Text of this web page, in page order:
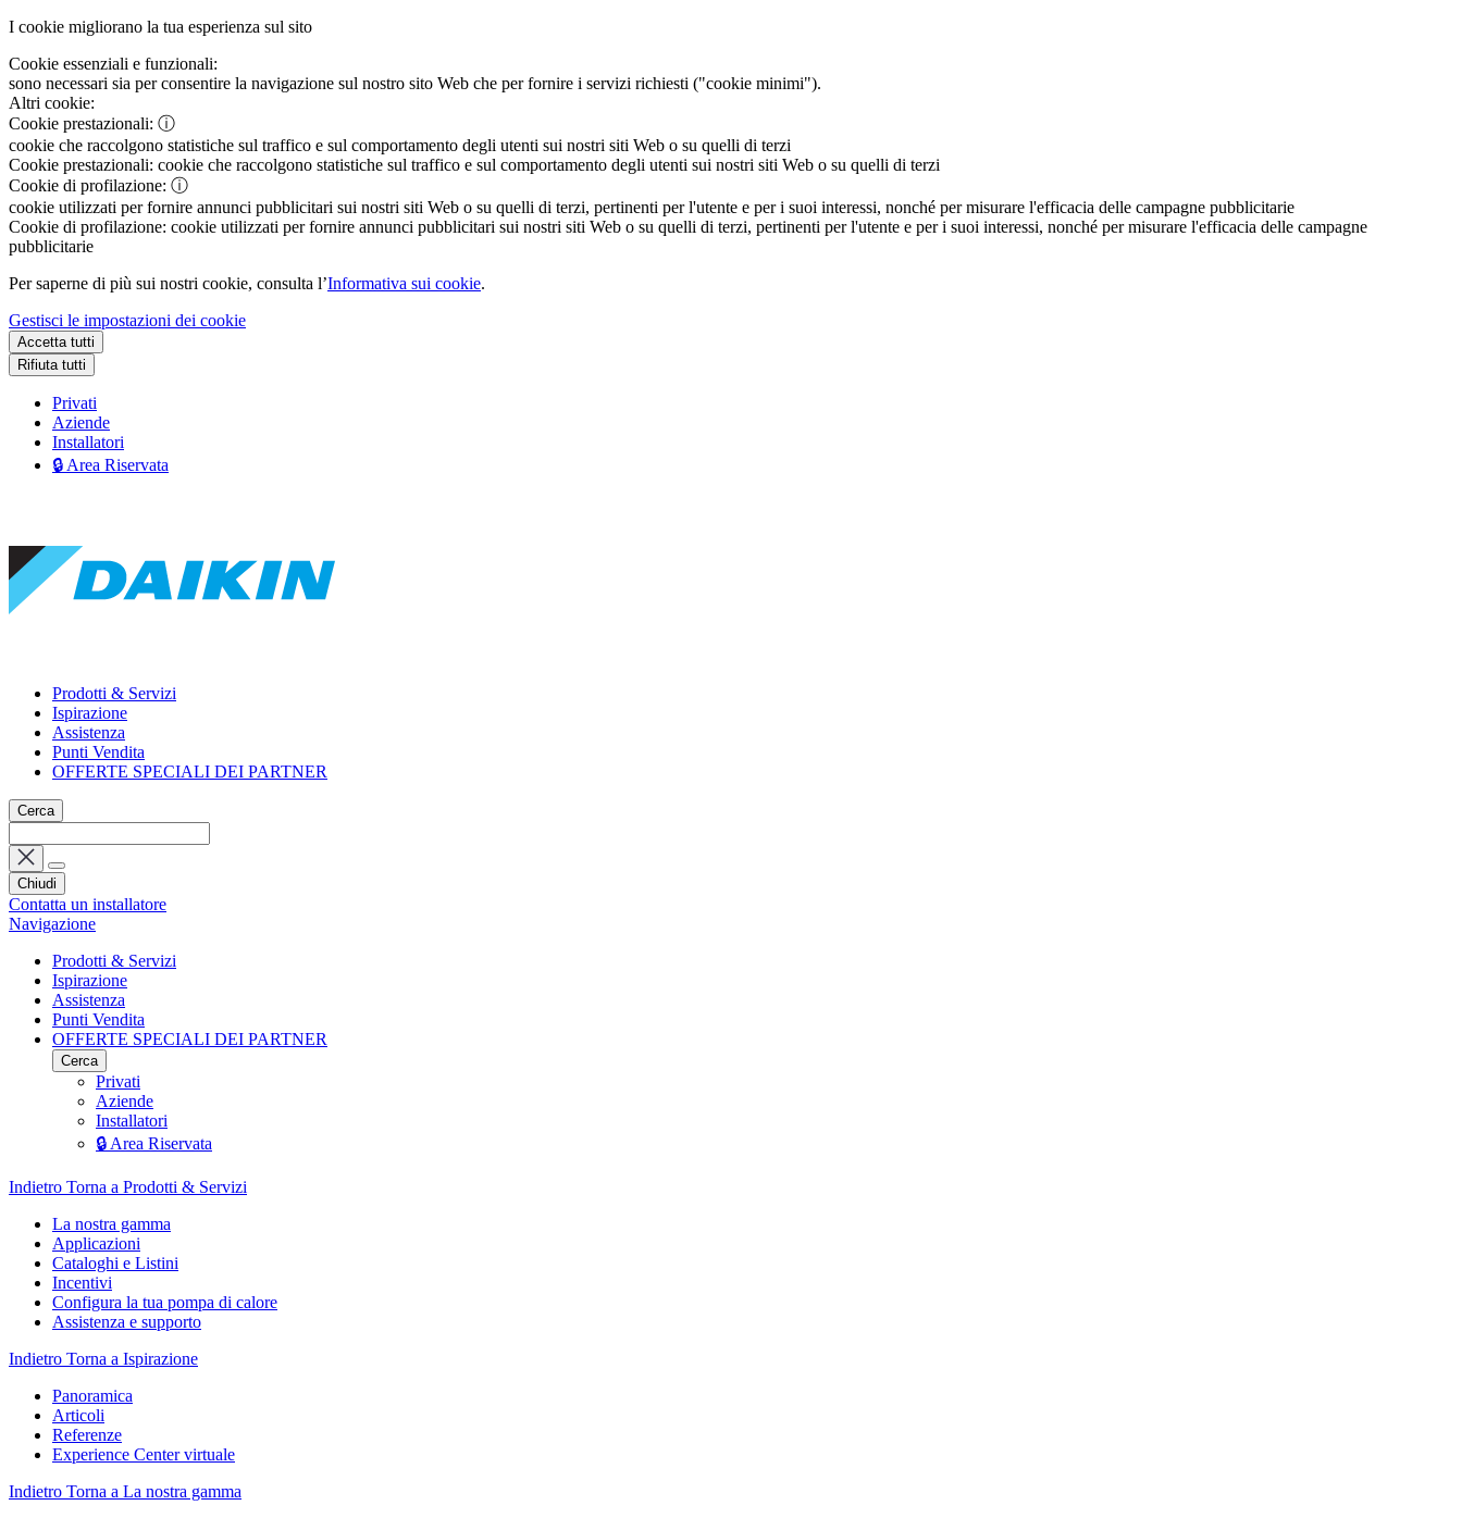
I cookie migliorano la tua esperienza sul sito
Cookie essenziali e funzionali:
sono necessari sia per consentire la navigazione sul nostro sito Web che per fornire i servizi richiesti ("cookie minimi").
Altri cookie:
Cookie prestazionali: ⓘ
cookie che raccolgono statistiche sul traffico e sul comportamento degli utenti sui nostri siti Web o su quelli di terzi
Cookie prestazionali: cookie che raccolgono statistiche sul traffico e sul comportamento degli utenti sui nostri siti Web o su quelli di terzi
Cookie di profilazione: ⓘ
cookie utilizzati per fornire annunci pubblicitari sui nostri siti Web o su quelli di terzi, pertinenti per l'utente e per i suoi interessi, nonché per misurare l'efficacia delle campagne pubblicitarie
Cookie di profilazione: cookie utilizzati per fornire annunci pubblicitari sui nostri siti Web o su quelli di terzi, pertinenti per l'utente e per i suoi interessi, nonché per misurare l'efficacia delle campagne
pubblicitarie
Per saperne di più sui nostri cookie, consulta l’Informativa sui cookie.
Gestisci le impostazioni dei cookie
Accetta tutti
Rifiuta tutti
Privati
Aziende
Installatori
🔒 Area Riservata
Prodotti & Servizi
Ispirazione
Assistenza
Punti Vendita
OFFERTE SPECIALI DEI PARTNER
Cerca
Chiudi
Contatta un installatore
Navigazione
Prodotti & Servizi
Ispirazione
Assistenza
Punti Vendita
OFFERTE SPECIALI DEI PARTNER
Cerca
Privati
Aziende
Installatori
🔒 Area Riservata
Indietro Torna a Prodotti & Servizi
La nostra gamma
Applicazioni
Cataloghi e Listini
Incentivi
Configura la tua pompa di calore
Assistenza e supporto
Indietro Torna a Ispirazione
Panoramica
Articoli
Referenze
Experience Center virtuale
Indietro Torna a La nostra gamma